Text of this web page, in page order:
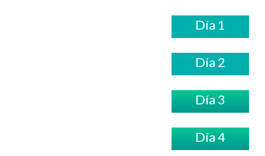
Día 1
Día 2
Día 3
Día 4